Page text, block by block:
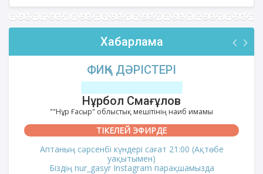
Хабарлама
ФИҚҺ ДӘРІСТЕРІ
Нұрбол Смағұлов
""Нұр Ғасыр" облыстық мешітінің наиб имамы
ТІКЕЛЕЙ ЭФИРДЕ
Аптаның сәрсенбі күндері сағат 21:00 (Ақтөбе
уақытымен)
Біздің nur_gasyr Instagram парақшамызда